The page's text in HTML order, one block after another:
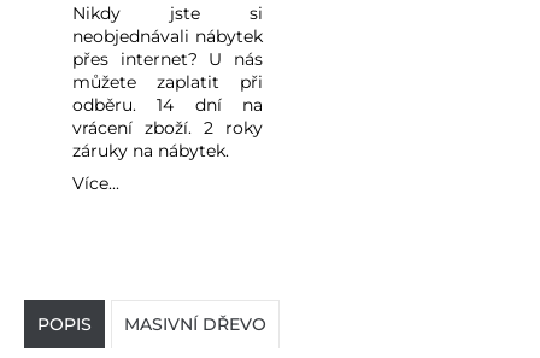
Nikdy jste si
neobjednávali nábytek
přes internet? U nás
můžete zaplatit při
odběru. 14 dní na
vrácení zboží. 2 roky
záruky na nábytek.
Více...
POPIS MASIVNÍ DŘEVO